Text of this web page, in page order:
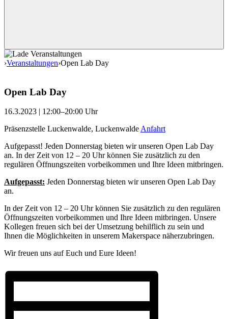
›Veranstaltungen›Open Lab Day
Open Lab Day
16.3.2023 | 12:00–20:00 Uhr
Präsenzstelle Luckenwalde, LuckenwaldeAnfahrt
Aufgepasst! Jeden Donnerstag bieten wir unseren Open Lab Day
an. In der Zeit von 12 – 20 Uhr können Sie zusätzlich zu den
regulären Öffnungszeiten vorbeikommen und Ihre Ideen mitbringen.
Aufgepasst: Jeden Donnerstag bieten wir unseren Open Lab Day
an.
In der Zeit von 12 – 20 Uhr können Sie zusätzlich zu den regulären
Öffnungszeiten vorbeikommen und Ihre Ideen mitbringen. Unsere
Kollegen freuen sich bei der Umsetzung behilflich zu sein und
Ihnen die Möglichkeiten in unserem Makerspace näherzubringen.
Wir freuen uns auf Euch und Eure Ideen!